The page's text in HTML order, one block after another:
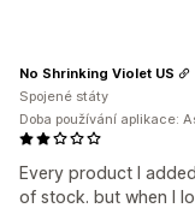
Every product I
of stock. but when I
No Shrinking Violet US
Spojené státy
Doba používání aplikace: